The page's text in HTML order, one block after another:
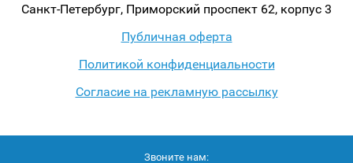
Санкт-Петербург, Приморский проспект 62, корпус 3
Публичная оферта
Политикой конфиденциальности
Согласие на рекламную рассылку
Звоните нам: